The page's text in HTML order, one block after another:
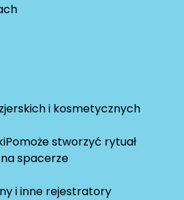
i kosmetycznych
stworzyć rytuał
spacerze
i inne rejestratory